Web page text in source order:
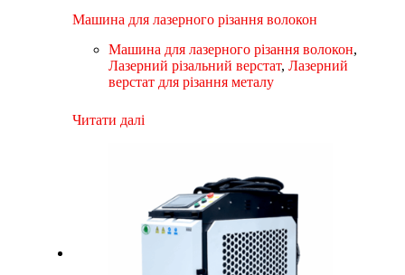
Машина для лазерного різання волокон
Машина для лазерного різання волокон,
Лазерний різальний верстат,Лазерний
верстат для різання металу
Читати далі